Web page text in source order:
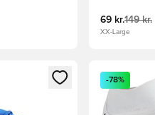
69 kr.149 kr.
XX-Large
ind eller tilmelde dig som
Åbner en
-78%